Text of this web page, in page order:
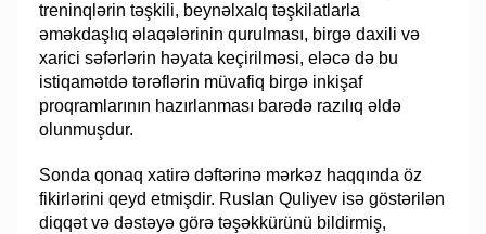
treninqlərin təşkili, beynəlxalq təşkilatlarla
əməkdaşlıq əlaqələrinin qurulması, birgə daxili və
xarici səfərlərin həyata keçirilməsi, eləcə də bu
istiqamətdə tərəflərin müvafiq birgə inkişaf
proqramlarının hazırlanması barədə razılıq əldə
olunmuşdur.
Sonda qonaq xatirə dəftərinə mərkəz haqqında öz
fikirlərini qeyd etmişdir. Ruslan Quliyev isə göstərilən
diqqət və dəstəyə görə təşəkkürünü bildirmiş,